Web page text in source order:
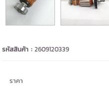
รหัสสินค้า :2609120339
ราคา